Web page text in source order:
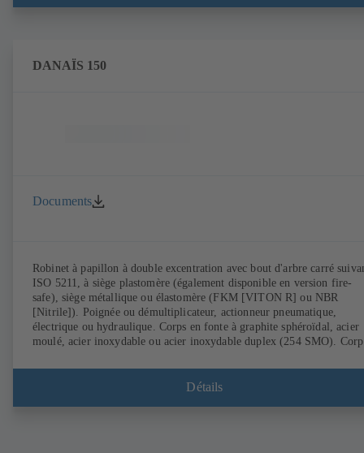
DANAÏS 150
Documents
Robinet à papillon à double excentration avec bout d'arbre carré
ISO 5211, à siège plastomère (également disponible en version fire-
safe), siège métallique ou élastomère (FKM [VITON R] ou NBR
[Nitrile]). Poignée ou démultiplicateur, actionneur pneumatique,
électrique ou hydraulique. Corps en fonte à graphite sphéroïdal, acier
moulé, acier inoxydable ou acier inoxydable duplex (254 SMO).
démontage aval et en fonction bout de ligne avec une contre-bride.
Raccordements suivant EN, ASME ou JIS. Essai et certification
Détails